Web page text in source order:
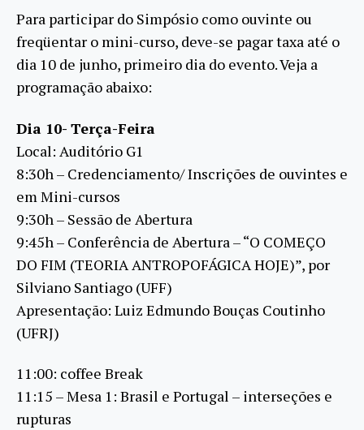
Para participar do Simpósio como ouvinte ou
freqüentar o mini-curso, deve-se pagar taxa até o
dia 10 de junho, primeiro dia do evento. Veja a
programação abaixo:
Dia 10- Terça-Feira
Local: Auditório G1
8:30h – Credenciamento/ Inscrições de ouvintes e
em Mini-cursos
9:30h – Sessão de Abertura
9:45h – Conferência de Abertura – “O COMEÇO
DO FIM (TEORIA ANTROPOFÁGICA HOJE)”, por
Silviano Santiago (UFF)
Apresentação: Luiz Edmundo Bouças Coutinho
(UFRJ)
11:00: coffee Break
11:15 – Mesa 1: Brasil e Portugal – interseções e
rupturas